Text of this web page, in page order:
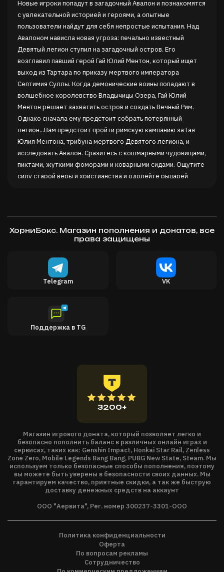
Новые игроки попадут в загадочный Авалон и познакомятся
с увлекательной историей и героями, а опытные
пользователи найдут для себя непростые испытания. Над
Авалоном нависла новая угроза: печально известный
Девятый легион ступил на загадочный остров. Его
возглавил павший герой Гай Юлий Ментон, который ищет
выход из Тартара по приказу мертвого императора
Септимия Суллы. Когда демонические воины попадают в
волшебное королевство Владычицы Озера, Гай Юлий
Ментон решает захватить остров и создать Вечный Рим.
Однако сначала ему предстоит собрать потерянный
легион...Вам предстоит пройти римскую кампанию за Гая
Юлия Ментона, трибуна мертвого Девятого легиона, и
исследовать Авалон. Сразитесь с кошмарными чудовищами,
пиктами, жуткими фоморами и коварными сидами. Ощутите
силу старой веры и христианства и одолейте рыцарей
могучим демоном или отвергнете императора Суллу и
вернете себе человеческий облик.
Ролевое тактическое приключение
Погрузитесь в уникальную игру, которая сочетает в себе
пошаговую стратегию и классическую RPG. Руководите
Авалона. Вам предстоит участвовать в продуманных боях,
принимать сложные решения, развивать героев и
восстанавливать Новый Рим.
потенциальные атаки, а также систему бдительности,
чтобы обратить ход событий в свою пользу. Иногда ключ к
успеху — тщательно продуманный план, а иногда —
Герои из бездны
В Legion IX представлено 6 уникальных героев из бездны,
мечтающих завоевать загадочный Авалон. Повышайте
уровень, получайте очки навыков и открывайте деревья
навыков. Собирайте добычу и снаряжение, создавайте
смертоносную силу.
Разнообразие умений
Справляйтесь с суровыми испытаниями с помощью навыков,
абсолютных умений и умений мира. Рискуйте и пробуйте
варианты стратегии, ведь герои не умирают в конце миссий.
ХорниБокс. Магазин пополнения и донатов, все
права защищены
Магазин игрового доната, который позволяет легко и
безопасно пополнить баланс в различных онлайн играх и
сервисах, таких как: Genshin Impact, Honkai Star Rail, Zenless
Zone Zero, Mobile Legends Bang Bang, PUBG New State, Steam. Мы
используем только безопасные способы пополнения, поэтому
вы можете быть уверены в безопасности своих данных. Мы
гарантируем качество, приятные скидки, а так же быструю
доставку денежных средств на аккаунт
ООО "Аервита", Рег. номер 300237-3301-ООО
3200+
Telegram VK
Поддержка в TG
Политика конфиденциальности
Оферта
По вопросам рекламы
Сотрудничество